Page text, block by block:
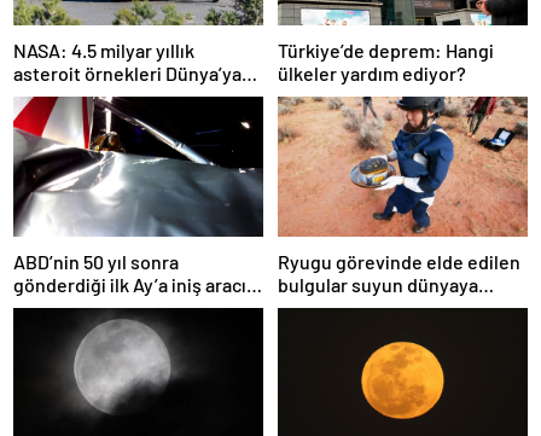
NASA: 4.5 milyar yıllık
asteroit örnekleri Dünya’ya
getirildi; yaşamın
başlangıcına ışık tutabilir
Türkiye’de deprem: Hangi
ülkeler yardım ediyor?
ABD’nin 50 yıl sonra
gönderdiği ilk Ay’a iniş aracı
Peregrine atmosferde
yanarak denize düştü
Ryugu görevinde elde edilen
bulgular suyun dünyaya
asteroitlerce getirilmiş